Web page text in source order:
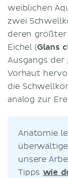
weiblichen
zwei
deren größter
Eichel (Glans
Ausgangs der
Vorhaut
die
analog zur
Anatomie
unsere
Tipps wie